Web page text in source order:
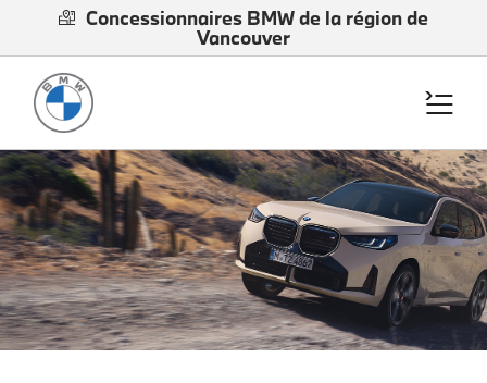
Concessionnaires BMW de la région de
Vancouver